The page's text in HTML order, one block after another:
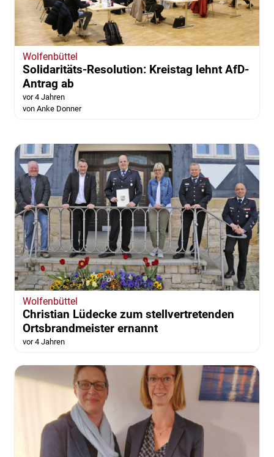
Wolfenbüttel
Solidaritäts-Resolution: Kreistag lehnt AfD-
Antrag ab
vor 4 Jahren
von Anke Donner
Wolfenbüttel
Christian Lüdecke zum stellvertretenden
Ortsbrandmeister ernannt
vor 4 Jahren